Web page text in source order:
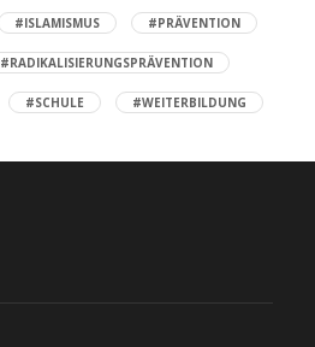
#ISLAMISMUS #PRÄVENTION
#RADIKALISIERUNGSPRÄVENTION
#SCHULE #WEITERBILDUNG